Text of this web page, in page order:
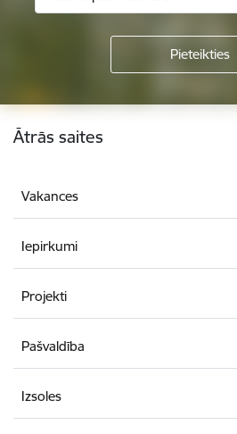
Kājene
Ātrās saites
Vakances
Iepirkumi
Projekti
Pašvaldība
Izsoles